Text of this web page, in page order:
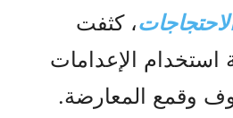
، كثفت
استخدام الإعدامات
وقمع المعارضة.